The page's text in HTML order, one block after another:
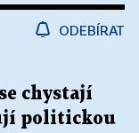
ODEBÍRAT
chystají
politickou